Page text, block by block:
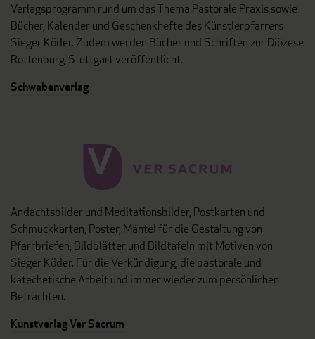
Verlagsprogramm rund um das Thema Pastorale Praxis sowie
Bücher, Kalender und Geschenkhefte des Künstlerpfarrers
Sieger Köder. Zudem werden Bücher und Schriften zur Diözese
Rottenburg-Stuttgart veröffentlicht.
Schwabenverlag
Andachtsbilder und Meditationsbilder, Postkarten und
Schmuckkarten, Poster, Mäntel für die Gestaltung von
Pfarrbriefen, Bildblätter und Bildtafeln mit Motiven von
Sieger Köder. Für die Verkündigung, die pastorale und
katechetische Arbeit und immer wieder zum persönlichen
Betrachten.
Kunstverlag Ver Sacrum